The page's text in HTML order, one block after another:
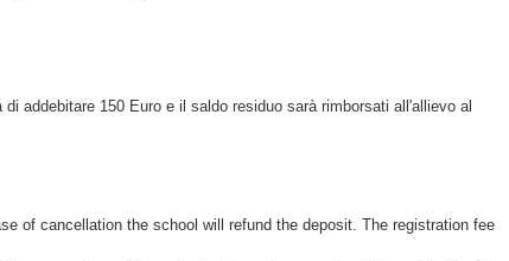
addebitare 150 Euro e il saldo residuo sarà rimborsati all'allievo al
of cancellation the school will refund the deposit. The registration fee